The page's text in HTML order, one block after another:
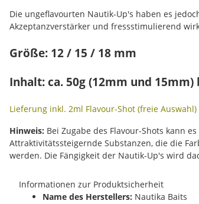
Die ungeflavourten Nautik-Up's haben es
Akzeptanzverstärker und fressstimulierend
Größe: 12 / 15 / 18 mm
Inhalt: ca. 50g (12mm und 15mm)
Lieferung inkl. 2ml Flavour-Shot (freie Auswahl)
Hinweis: Bei Zugabe des Flavour-Shots kann
Attraktivitätssteigernde Substanzen, die die
werden. Die Fängigkeit der Nautik-Up's wird
Informationen zur Produktsicherheit
Name des Herstellers: Nautika Baits